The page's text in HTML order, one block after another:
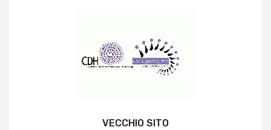
VECCHIO SITO